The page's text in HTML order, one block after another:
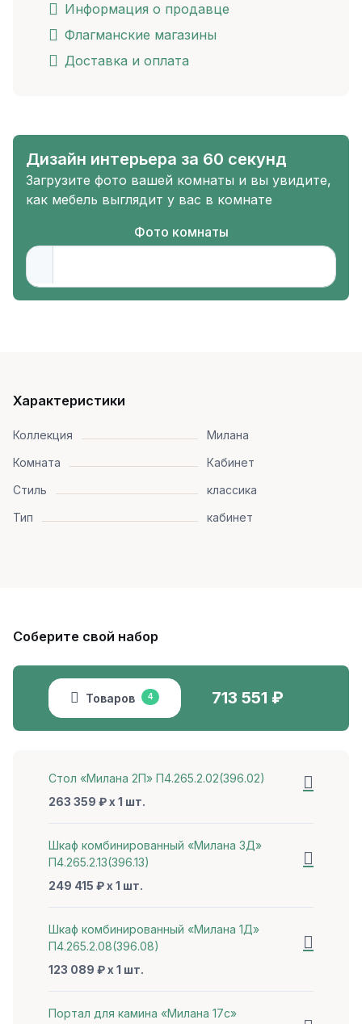
Информация о продавце
Флагманские магазины
Доставка и оплата
Дизайн интерьера за 60 секунд
Загрузите фото вашей комнаты и вы увидите,
как мебель выглядит у вас в комнате
Фото комнаты
Характеристики
Коллекция
Милана
Комната
Кабинет
Стиль
классика
Тип
кабинет
Соберите свой набор
Товаров 4 713 551 ₽
Стол «Милана 2П» П4.265.2.02(396.02)
263 359 ₽ x 1 шт.
Шкаф комбинированный «Милана 3Д»
П4.265.2.13(396.13)
249 415 ₽ x 1 шт.
Шкаф комбинированный «Милана 1Д»
П4.265.2.08(396.08)
123 089 ₽ x 1 шт.
Портал для камина «Милана 17с»